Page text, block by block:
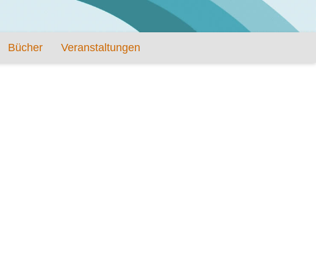
Bücher Veranstaltungen